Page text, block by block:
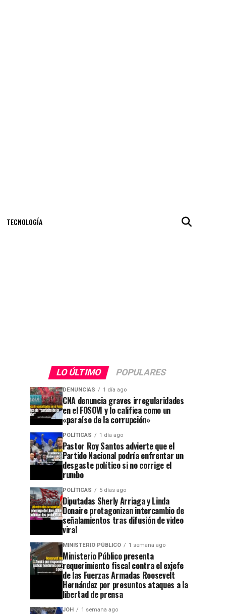
TECNOLOGÍA
LO ÚLTIMO POPULARES
DENUNCIAS 1 día ago
CNA denuncia graves irregularidades
en el FOSOVI y lo califica como un
«paraíso de la corrupción»
POLÍTICAS 1 día ago
Pastor Roy Santos advierte que el
Partido Nacional podría enfrentar un
desgaste político si no corrige el
rumbo
POLÍTICAS 5 días ago
Diputadas Sherly Arriaga y Linda
Donaire protagonizan intercambio de
señalamientos tras difusión de video
viral
MINISTERIO PÚBLICO 1 semana ago
Ministerio Público presenta
requerimiento fiscal contra el exjefe
de las Fuerzas Armadas Roosevelt
Hernández por presuntos ataques a la
libertad de prensa
JOH 1 semana ago